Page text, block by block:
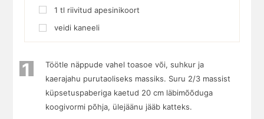
1 tl riivitud apesinikoort
veidi kaneeli
1
Töötle näppude vahel toasoe või, suhkur ja
kaerajahu purutaoliseks massiks. Suru 2/3 massist
küpsetuspaberiga kaetud 20 cm läbimõõduga
koogivormi põhja, ülejäänu jääb katteks.